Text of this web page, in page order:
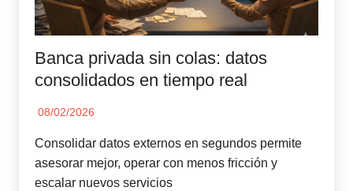
Banca privada sin colas: datos
consolidados en tiempo real
08/02/2026
Consolidar datos externos en segundos permite
asesorar mejor, operar con menos fricción y
escalar nuevos servicios